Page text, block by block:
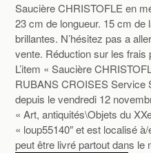
Saucière CHRISTOFLE en
23 cm de longueur. 15 cm de
brillantes. N’hésitez pas a
vente. Réduction sur les
L’item « Saucière
RUBANS CROISES Service
depuis le vendredi 12
« Art, antiquités\Objets du
« loup55140″ et est localisé
peut être livré partout dans le